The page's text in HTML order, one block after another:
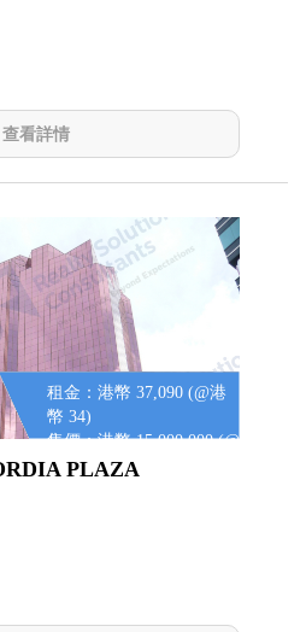
查看詳情
租金：港幣 37,090 (@港
幣 34)
售價：港幣 15,000,000 (@
港幣 13,748.85)
PLAZA